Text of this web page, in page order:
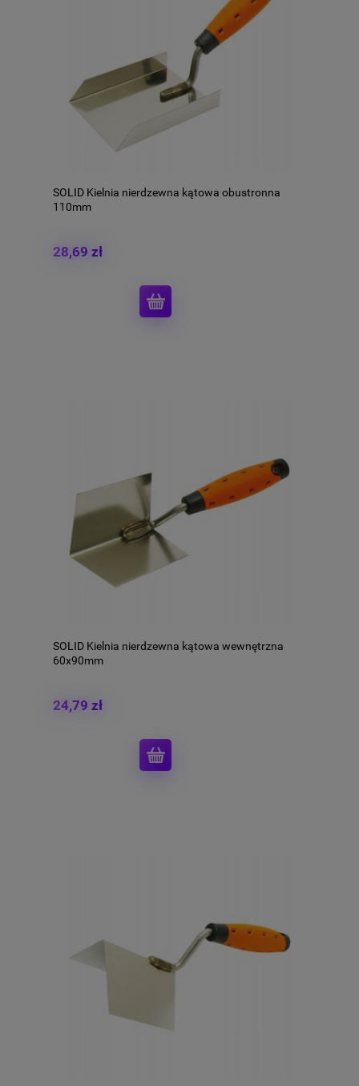
SOLID Kielnia nierdzewna kątowa obustronna
110mm
28,69 zł
SOLID Kielnia nierdzewna kątowa wewnętrzna
60x90mm
24,79 zł